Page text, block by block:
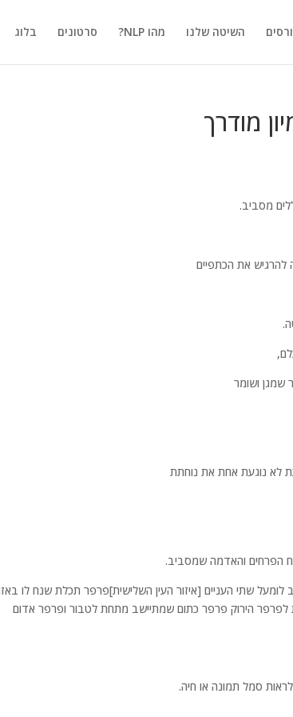
השיטה שלנו מהו NLP? סרטונים בלוג
מודרך
מסביב.
להרגיש את הכתפיים
ושומר
לא נוגעת אחת את נוחתת
הפרחים והאדמה שמסביב.
שתי העניים [איזור העין השלישית]פרפר תכלת שנח לו
הירוק פרפר כתום שמתיישב מתחת לטבור ופרפר אדום
סמל תמונה או חיה.